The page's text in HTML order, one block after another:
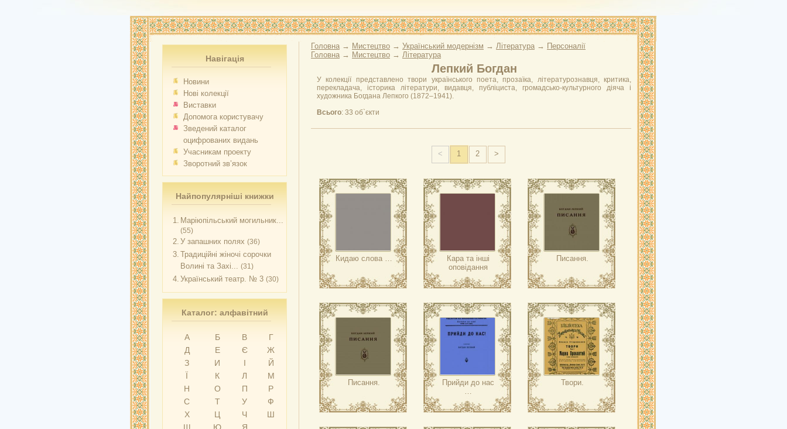
Навігація
Новини
Нові колекції
Виставки
Допомога користувачу
Зведений каталог
оцифрованих видань
Учасникам проекту
Зворотний зв’язок
Найпопулярніші книжки
1. Маріюпільський могильник...
(55)
2. У запашних полях (36)
3. Традиційні жіночі сорочки
Волині та Захі... (31)
4. Український театр. № 3 (30)
Каталог: алфавітний
А Б В
Г
Д
Е Є
Ж
З
И І
Й
Ї
К Л
М
Н
О П
Р
С
Т У
Ф
Х
Ц Ч
Ш
Головна → Мистецтво → Український модернізм → Література → Персоналії
Головна → Мистецтво → Література
Лепкий Богдан
У колекції представлено твори українського поета, прозаїка, літературознавця, критика,
перекладача, історика літератури, видавця, публіциста, громадсько-культурного діяча і
художника Богдана Лепкого (1872–1941).
Всього: 33 об`єкти
< 1 2 >
Кидаю слова …
Кара та інші
оповідання
Писання.
Писання.
Прийди до нас
…
Твори.